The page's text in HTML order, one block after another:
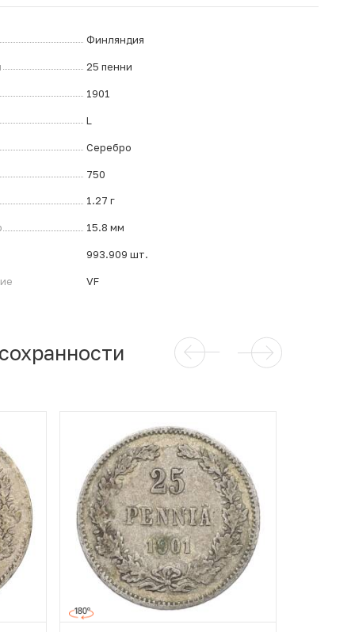
Финляндия
25 пенни
1901
L
Серебро
750
1.27 г
15.8 мм
993.909 шт.
VF